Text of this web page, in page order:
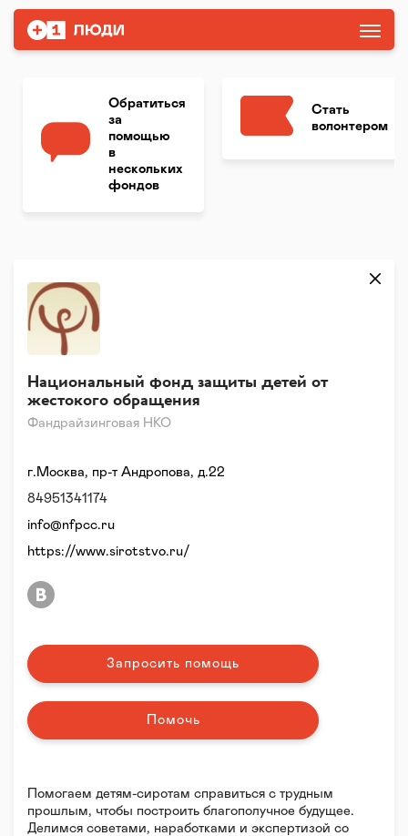
Обратиться
за
помощью
в
нескольких
фондов
Стать
волонтером
Фандрайзинговая НКО
Национальный фонд защиты детей от
жестокого обращения
Помогаем детям-сиротам справиться с трудным
прошлым, чтобы построить благополучное будущее.
Делимся советами, наработками и экспертизой со
г.Москва, пр-т Андропова, д.22
84951341174
info@nfpcc.ru
https://www.sirotstvo.ru/
Запросить помощь
Помочь